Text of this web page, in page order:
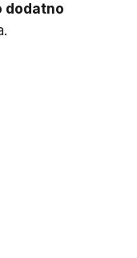
dodatno